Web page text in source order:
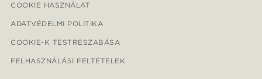
COOKIE HASZNÁLAT
ADATVÉDELMI POLITIKA
COOKIE-K TESTRESZABÁSA
FELHASZNÁLÁSI FELTÉTELEK